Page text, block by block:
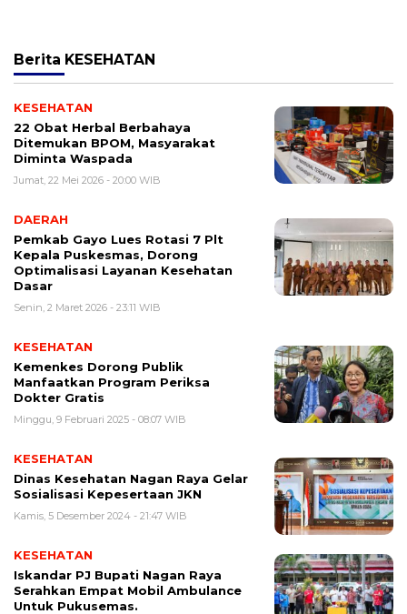
Berita KESEHATAN
KESEHATAN
22 Obat Herbal Berbahaya
Ditemukan BPOM, Masyarakat
Diminta Waspada
Jumat, 22 Mei 2026 - 20:00 WIB
DAERAH
Pemkab Gayo Lues Rotasi 7 Plt
Kepala Puskesmas, Dorong
Optimalisasi Layanan Kesehatan
Dasar
Senin, 2 Maret 2026 - 23:11 WIB
KESEHATAN
Kemenkes Dorong Publik
Manfaatkan Program Periksa
Dokter Gratis
Minggu, 9 Februari 2025 - 08:07 WIB
KESEHATAN
Dinas Kesehatan Nagan Raya Gelar
Sosialisasi Kepesertaan JKN
Kamis, 5 Desember 2024 - 21:47 WIB
KESEHATAN
Iskandar PJ Bupati Nagan Raya
Serahkan Empat Mobil Ambulance
Untuk Pukusemas.